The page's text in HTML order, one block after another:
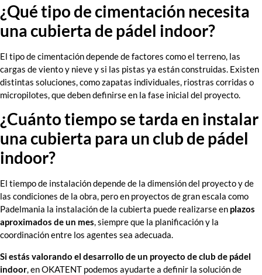
¿Qué tipo de cimentación necesita
una cubierta de pádel indoor?
El tipo de cimentación depende de factores como el terreno, las
cargas de viento y nieve y si las pistas ya están construidas. Existen
distintas soluciones, como zapatas individuales, riostras corridas o
micropilotes, que deben definirse en la fase inicial del proyecto.
¿Cuánto tiempo se tarda en instalar
una cubierta para un club de pádel
indoor?
El tiempo de instalación depende de la dimensión del proyecto y de
las condiciones de la obra, pero en proyectos de gran escala como
Padelmania la instalación de la cubierta puede realizarse en plazos
aproximados de un mes, siempre que la planificación y la
coordinación entre los agentes sea adecuada.
Si estás valorando el desarrollo de un proyecto de club de pádel
indoor, en OKATENT podemos ayudarte a definir la solución de